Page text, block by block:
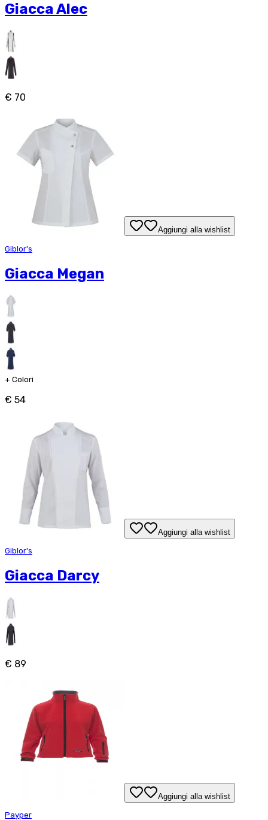
Giacca Alec
€ 70
Aggiungi alla wishlist
Giblor's
Giacca Megan
+ Colori
€ 54
Aggiungi alla wishlist
Giblor's
Giacca Darcy
€ 89
Aggiungi alla wishlist
Payper